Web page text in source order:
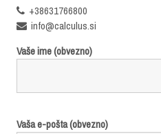
+38631766800
info@calculus.si
Vaše ime (obvezno)
Vaša e-pošta (obvezno)